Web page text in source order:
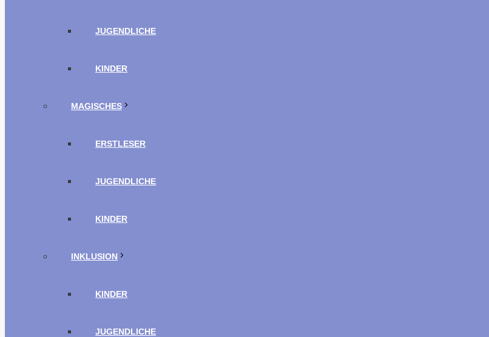
JUGENDLICHE
KINDER
MAGISCHES
ERSTLESER
JUGENDLICHE
KINDER
INKLUSION
KINDER
JUGENDLICHE